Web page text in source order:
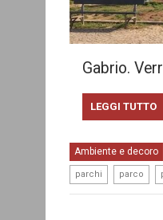
Gabrio.
LEGGI TUTTO
Ambiente e decoro
parchi parco